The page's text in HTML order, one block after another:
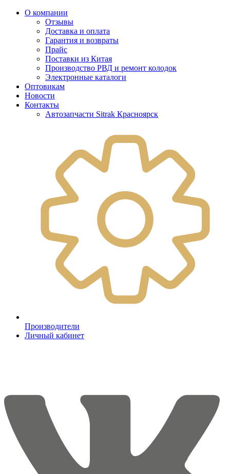
О компании
Отзывы
Доставка и оплата
Гарантия и возвраты
Прайс
Поставки из Китая
Производство РВД и ремонт колодок
Электронные каталоги
Оптовикам
Новости
Контакты
Автозапчасти Sitrak Красноярск
Производители
Личный кабинет